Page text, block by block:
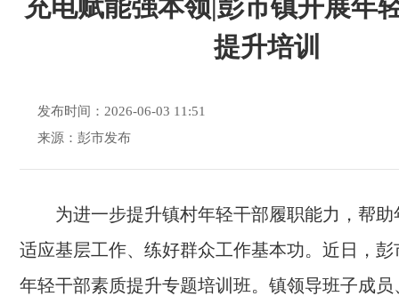
充电赋能强本领|彭市镇开展年
提升培训
发布时间：2026-06-03 11:51
来源：彭市发布
为进一步提升镇村年轻干部履职能力，帮
适应基层工作、练好群众工作基本功。近日，
年轻干部素质提升专题培训班。镇领导班子成